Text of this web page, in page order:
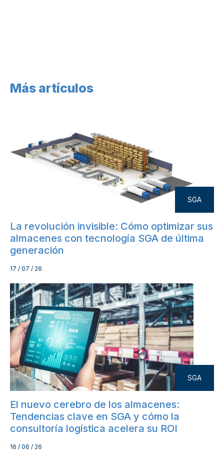
Más artículos
SGA
La revolución invisible: Cómo optimizar sus
almacenes con tecnología SGA de última
generación
17 / 07 / 26
SGA
El nuevo cerebro de los almacenes:
Tendencias clave en SGA y cómo la
consultoría logística acelera su ROI
16 / 06 / 26